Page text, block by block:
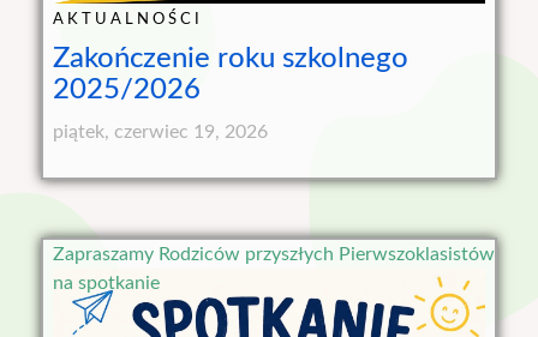
AKTUALNOŚCI
Zakończenie roku szkolnego
2025/2026
piątek, czerwiec 19, 2026
Zapraszamy Rodziców przyszłych Pierwszoklasistów
na spotkanie